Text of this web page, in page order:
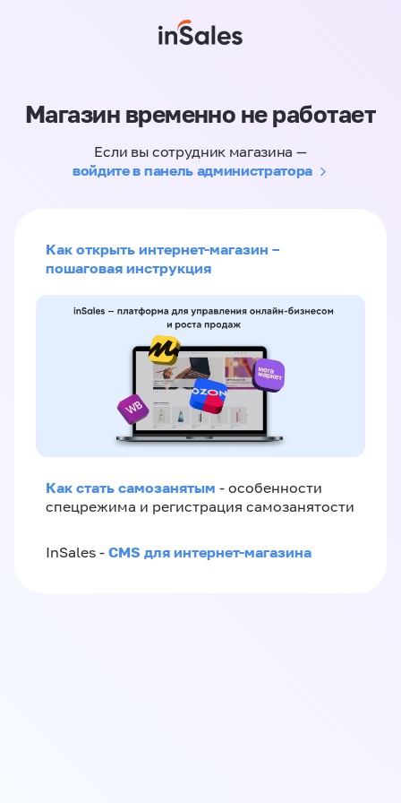
Магазин временно не работает
Если вы сотрудник магазина —
войдите в панель администратора
Как открыть интернет-магазин –
пошаговая инструкция
Как стать самозанятым - особенности
спецрежима и регистрация самозанятости
InSales - CMS для интернет-магазина